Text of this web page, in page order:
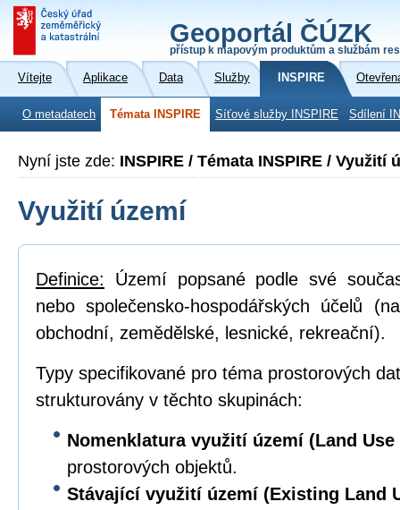
Geoportál ČÚZK
přístup k mapovým produktům a službám
Vítejte Aplikace Data Služby INSPIRE
O metadatech Témata INSPIRE Síťové služby INSPIRE Sdílení
Nyní jste zde: INSPIRE / Témata INSPIRE / Využití
Využití území
Definice: Území popsané podle své
nebo společensko-hospodářských účelů
obchodní, zemědělské, lesnické, rekreační).
Typy specifikované pro téma prostorových
strukturovány v těchto skupinách:
Nomenklatura využití území (Land
prostorových objektů.
Stávající využití území (Existing Land